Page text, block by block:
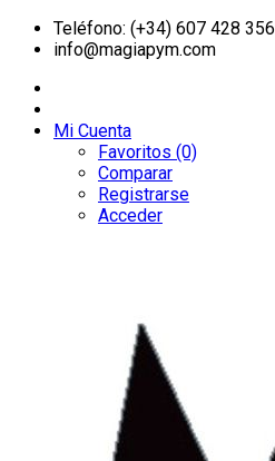
Teléfono: (+34) 607 428 356
info@magiapym.com
Mi Cuenta
Favoritos (0)
Comparar
Registrarse
Acceder